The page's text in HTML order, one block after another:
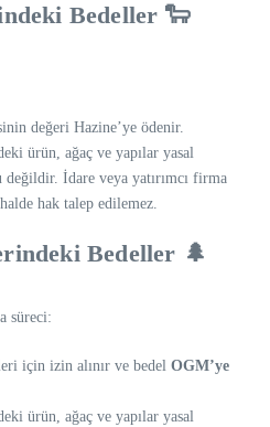
Bedeller 🐑
değeri Hazine’ye ödenir.
ürün, ağaç ve yapılar yasal
değildir. İdare veya yatırımcı firma
hak talep edilemez.
Bedeller 🌲
süreci:
için izin alınır ve bedel OGM’ye
ürün, ağaç ve yapılar yasal